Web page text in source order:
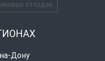
отходов
Дону